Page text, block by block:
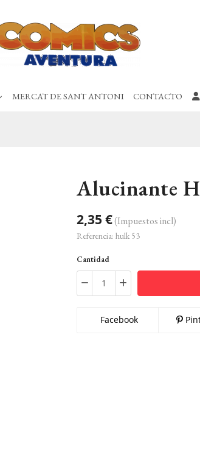
MERCAT DE SANT ANTONI CONTACTO
Alucinante
2,35 €(Impuestos incl)
Referencia: hulk 53
Cantidad
Facebook